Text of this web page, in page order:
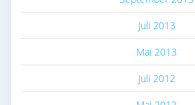
Juli 2013
Mai 2013
Juli 2012